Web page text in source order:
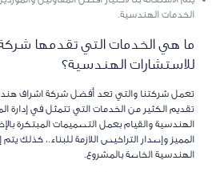
الخدمات الهندسية.
ما هي الخدمات التي تقدمها شركة
للاستشارات الهندسية؟
تعمل شركتنا والتي تعد أفضل شركة اشراف
تقديم الكثير من الخدمات التي تتمثل في إدارة
الهندسية والقيام بعمل التصميمات المبتكرة
المميز وإصدار التراخيص اللازمة للبناء.، كذلك يتم
الهندسية الخاصة بالمشروع.